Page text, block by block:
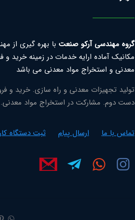
گروه مهندسی آرکو صنعت با بهره گیری از
مکانیک آماده ارایه خدمات در زمینه خرید
معدنی و استخراج مواد معدنی می باشد
تولید تجهیزات معدنی و راه سازی. خرید و
دست دوم. مشارکت در استخراج مواد معدنی.
تماس با ما ارسال پیام ثبت دستگاه